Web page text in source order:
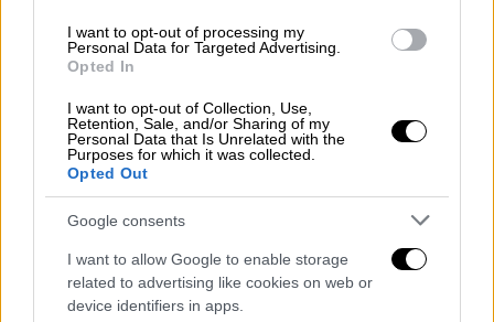
I want to opt-out of processing my
Personal Data for Targeted Advertising.
Opted In
I want to opt-out of Collection, Use,
Retention, Sale, and/or Sharing of my
Personal Data that Is Unrelated with the
Purposes for which it was collected.
Opted Out
Google consents
I want to allow Google to enable storage
related to advertising like cookies on web or
device identifiers in apps.